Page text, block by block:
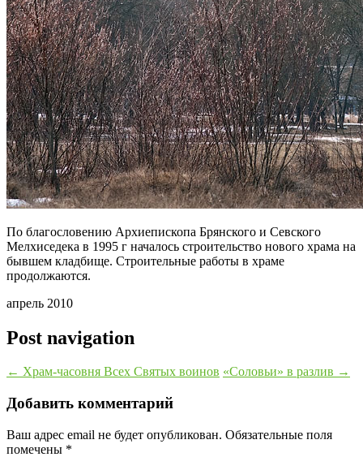
По благословению Архиепископа Брянского и Севского
Мелхиседека в 1995 г началось строительство нового храма на
бывшем кладбище. Строительные работы в храме
продолжаются.
апрель 2010
Post navigation
← Храм-часовня Всех Святых воинов «Соловьи» в разлив →
Добавить комментарий
Ваш адрес email не будет опубликован. Обязательные поля
помечены *